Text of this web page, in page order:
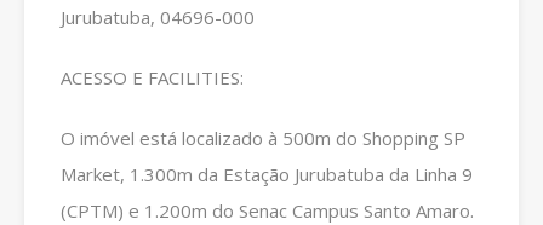
Jurubatuba, 04696-000
ACESSO E FACILITIES:
O imóvel está localizado à 500m do Shopping SP
Market, 1.300m da Estação Jurubatuba da Linha 9
(CPTM) e 1.200m do Senac Campus Santo Amaro.